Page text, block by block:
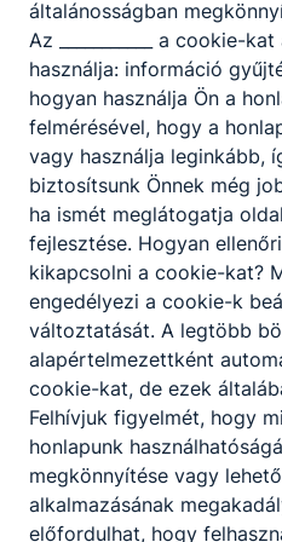
kü- lönálló
gépalkatrészeket,
rögzít, különféle
alkalmazásával. A
munkadarabo- kat
mindkettővel
munkadarabok között
létre.
Pontos, önálló,
tanulmányozza és
céljára és a
dokumentumokat.
használja a kézi és
műveletekhez
szerszámokat,
védőfelszereléseket.
Kompetenciaelvárás
általánosságban
Az ___________ a cookie-
használja: információ
hogyan használja Ön a
felmérésével, hogy a
vagy használja leginkább,
biztosítsunk Önnek még
ha ismét meglátogatja
fejlesztése. Hogyan
kikapcsolni a cookie-kat?
engedélyezi a cookie-k
változtatását. A legtöbb
alapértelmezettként
cookie-kat, de ezek
Felhívjuk figyelmét, hogy
honlapunk
megkönnyítése vagy
alkalmazásának
előfordulhat, hogy